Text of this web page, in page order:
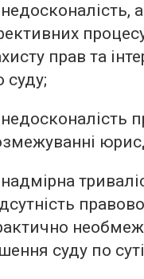
прав та
суду;
суду по